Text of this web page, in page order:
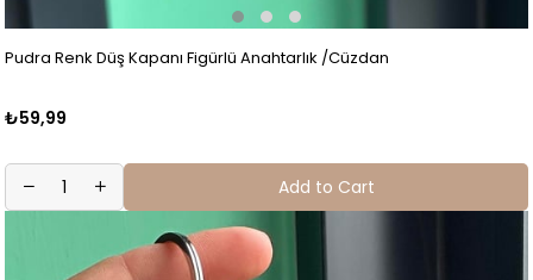
Pudra Renk Düş Kapanı Figürlü Anahtarlık /Cüzdan
₺59,99
Add to Cart